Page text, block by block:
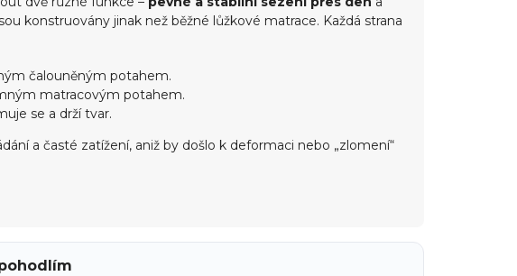
c
í
v
k
y
ý
konstruovány jinak než běžné lůžkové matrace. Každá strana
čalouněným potahem.
matracovým potahem.
se a drží tvar.
a časté zatížení, aniž by došlo k deformaci nebo „zlomení“